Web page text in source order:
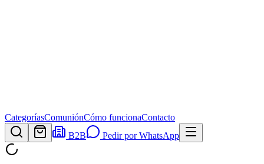
CategoríasComuniónCómo funcionaContacto
B2B
Pedir por WhatsApp